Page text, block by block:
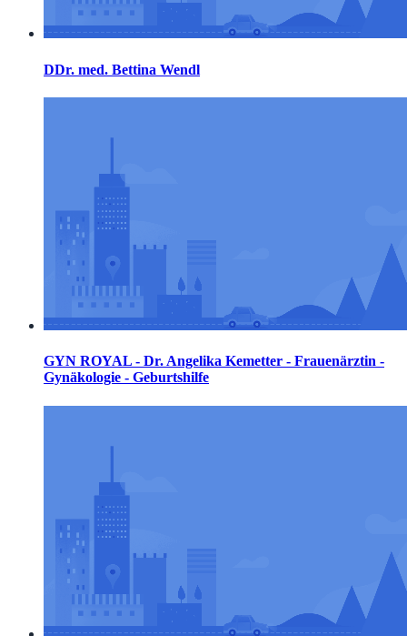
DDr. med. Bettina Wendl
GYN ROYAL - Dr. Angelika Kemetter - Frauenärztin -
Gynäkologie - Geburtshilfe